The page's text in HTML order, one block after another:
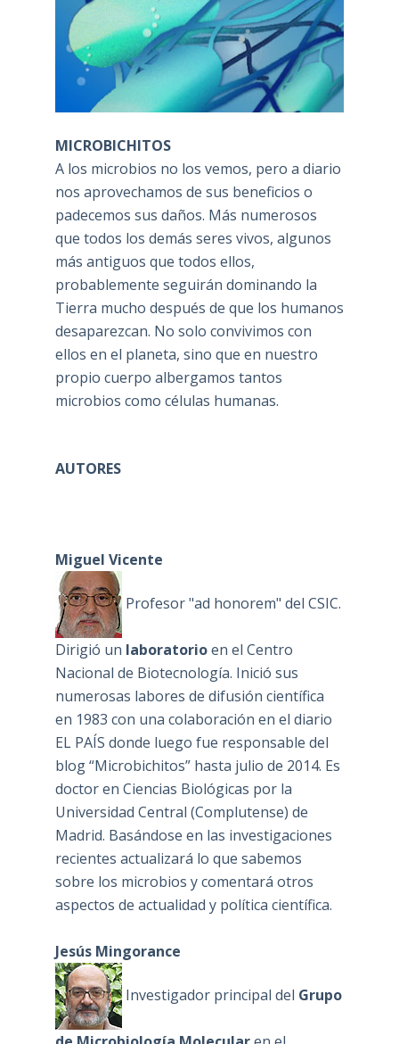
MICROBICHITOS
A los microbios no los vemos, pero a diario
nos aprovechamos de sus beneficios o
padecemos sus daños. Más numerosos
que todos los demás seres vivos, algunos
más antiguos que todos ellos,
probablemente seguirán dominando la
Tierra mucho después de que los humanos
desaparezcan. No solo convivimos con
ellos en el planeta, sino que en nuestro
propio cuerpo albergamos tantos
microbios como células humanas.
AUTORES
Miguel Vicente
Profesor "ad honorem" del CSIC.
Dirigió un laboratorioen el Centro
Nacional de Biotecnología. Inició sus
numerosas labores de difusión científica
en 1983 con una colaboración en el diario
EL PAÍS donde luego fue responsable del
blog “Microbichitos” hasta julio de 2014. Es
doctor en Ciencias Biológicas por la
Universidad Central (Complutense) de
Madrid. Basándose en las investigaciones
recientes actualizará lo que sabemos
sobre los microbios y comentará otros
aspectos de actualidad y política científica.
Jesús Mingorance
Investigador principal del Grupo